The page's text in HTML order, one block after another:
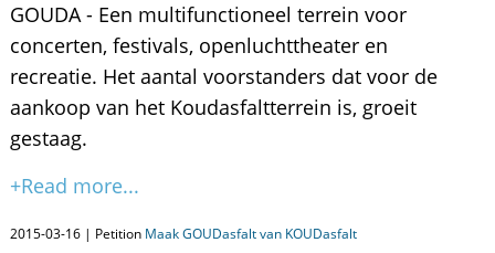
GOUDA - Een multifunctioneel terrein voor
concerten, festivals, openluchttheater en
recreatie. Het aantal voorstanders dat voor de
aankoop van het Koudasfaltterrein is, groeit
gestaag.
+Read more...
2015-03-16 | Petition Maak GOUDasfalt van KOUDasfalt